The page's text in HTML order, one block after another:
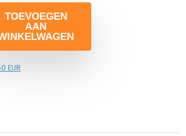
TOEVOEGEN
AAN
EUR